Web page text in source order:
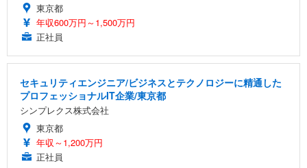
東京都
年収600万円～1,500万円
正社員
セキュリティエンジニア/ビジネスとテクノロジーに精通した
プロフェッショナルIT企業/東京都
シンプレクス株式会社
東京都
年収～1,200万円
正社員